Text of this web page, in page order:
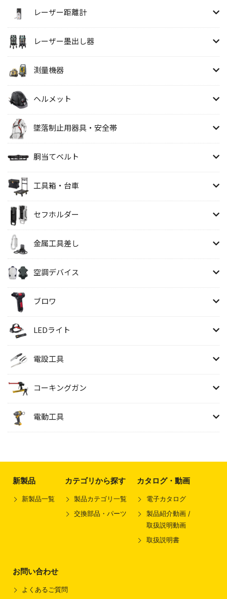
レーザー距離計
レーザー墨出し器
測量機器
ヘルメット
墜落制止用器具・安全帯
胴当てベルト
工具箱・台車
セフホルダー
金属工具差し
空調デバイス
ブロワ
LEDライト
電設工具
コーキングガン
電動工具
新製品
新製品一覧
カテゴリから探す
製品カテゴリ一覧
交換部品・パーツ
カタログ・動画
電子カタログ
製品紹介動画 /
取扱説明動画
取扱説明書
お問い合わせ
よくあるご質問